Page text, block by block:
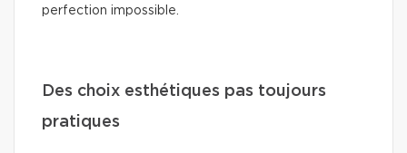
perfection impossible.
Des choix esthétiques pas toujours
pratiques